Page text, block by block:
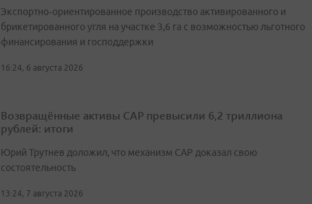
Экспортно‑ориентированное производство активированного и
брикетированного угля на участке 3,6 га с возможностью льготного
финансирования и господдержки
16:24, 6 августа 2026
Возвращённые активы САР превысили 6,2 триллиона
рублей: итоги
Юрий Трутнев доложил, что механизм САР доказал свою
состоятельность
13:24, 7 августа 2026